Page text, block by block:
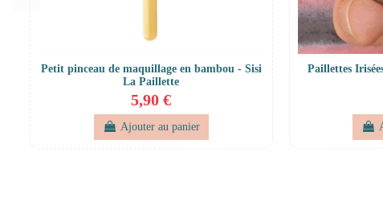
Petit pinceau de maquillage en bambou - Sisi
La Paillette
5,90 €
Ajouter au panier
Paillettes